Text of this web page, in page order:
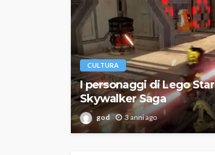
CULTURA
I personaggi di Lego
Skywalker Saga
god 3 anni ago